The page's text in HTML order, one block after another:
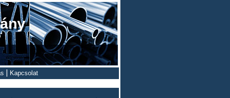
Kapcsolat